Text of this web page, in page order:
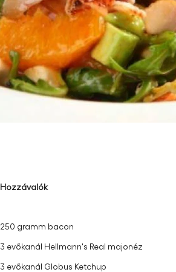
Hozzávalók
250 gramm bacon
3 evőkanál Hellmann's Real majonéz
3 evőkanál Globus Ketchup